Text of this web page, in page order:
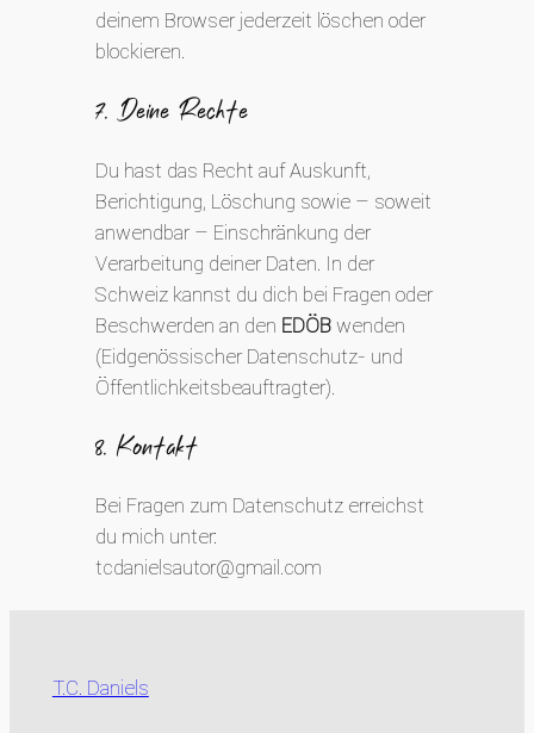
deinem Browser jederzeit löschen oder
blockieren.
7. Deine Rechte
Du hast das Recht auf Auskunft,
Berichtigung, Löschung sowie – soweit
anwendbar – Einschränkung der
Verarbeitung deiner Daten. In der
Schweiz kannst du dich bei Fragen oder
Beschwerden an den EDÖBwenden
(Eidgenössischer Datenschutz- und
Öffentlichkeitsbeauftragter).
8. Kontakt
Bei Fragen zum Datenschutz erreichst
du mich unter:
tcdanielsautor@gmail.com
T.C. Daniels